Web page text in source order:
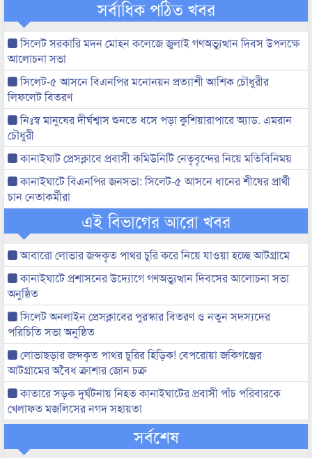
সর্বাধিক পঠিত খবর
সিলেট সরকারি মদন মোহন কলেজে জুলাই গণঅভ্যুত্থান দিবস উপলক্ষে
আলোচনা সভা
সিলেট-৫ আসনে বিএনপির মনোনয়ন প্রত্যাশী আশিক চৌধুরীর
লিফলেট বিতরণ
নিঃস্ব মানুষের দীর্ঘশ্বাস শুনতে ধসে পড়া কুশিয়ারাপারে অ্যাড. এমরান
চৌধুরী
কানাইঘাট প্রেসক্লাবে প্রবাসী কমিউনিটি নেতৃবৃন্দের নিয়ে মতিবিনিময়
কানাইঘাটে বিএনপির জনসভা: সিলেট-৫ আসনে ধানের শীষের প্রার্থী
চান নেতাকর্মীরা
এই বিভাগের আরো খবর
আবারো লোভার জব্দকৃত পাথর চুরি করে নিয়ে যাওয়া হচ্ছে আটগ্রামে
কানাইঘাটে প্রশাসনের উদ্যোগে গণঅভ্যুত্থান দিবসের আলোচনা সভা
অনুষ্ঠিত
সিলেট অনলাইন প্রেসক্লাবের পুরস্কার বিতরণ ও নতুন সদস্যদের
পরিচিতি সভা অনুষ্ঠিত
লোভাছড়ার জব্দকৃত পাথর চুরির হিড়িক! বেপরোয়া জকিগঞ্জের
আটগ্রামের অবৈধ ক্রাশার জোন চক্র
কাতারে সড়ক দুর্ঘটনায় নিহত কানাইঘাটের প্রবাসী পাঁচ পরিবারকে
খেলাফত মজলিসের নগদ সহায়তা
সর্বশেষ